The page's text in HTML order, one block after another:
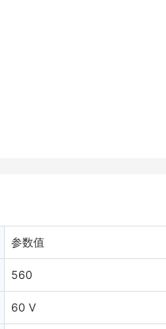
参数值
560
60 V